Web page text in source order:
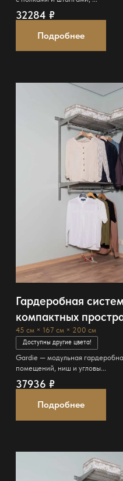
32284 ₽
Подробнее
Гардеробная
компактных
45 см × 167 см × 200 см
Доступны другие цвета!
Gardie — модульная
помещений, ниш и угловы...
37936 ₽
Подробнее